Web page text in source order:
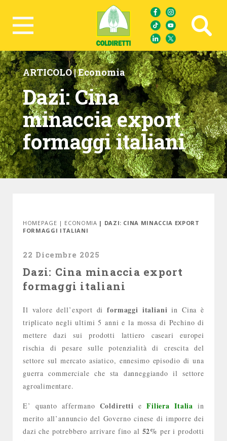
Ricerca avanzata
ARTICOLO |Economia
Dazi: Cina
minaccia export
formaggi italiani
HOMEPAGE | ECONOMIA | DAZI: CINA MINACCIA EXPORT
FORMAGGI ITALIANI
22 Dicembre 2025
Dazi: Cina minaccia export
formaggi italiani
Il valore dell’export diformaggi italiani in Cina è
triplicato negli ultimi 5 anni e la mossa di Pechino di
mettere dazi sui prodotti lattiero caseari europei
rischia di pesare sulle potenzialità di crescita del
settore sul mercato asiatico, ennesimo episodio di una
guerra commerciale che sta danneggiando il settore
agroalimentare.
E’ quanto affermano Coldiretti eFiliera Italia in
merito all’annuncio del Governo cinese di imporre dei
dazi che potrebbero arrivare fino al 52% per i prodotti